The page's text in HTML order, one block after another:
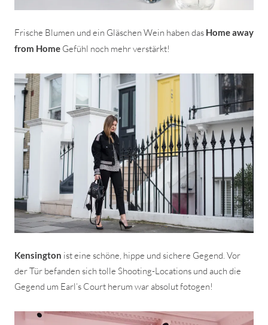
Frische Blumen und ein Gläschen Wein haben das Home away
from Home Gefühl noch mehr verstärkt!
Kensington ist eine schöne, hippe und sichere Gegend. Vor
der Tür befanden sich tolle Shooting-Locations und auch die
Gegend um Earl’s Court herum war absolut fotogen!